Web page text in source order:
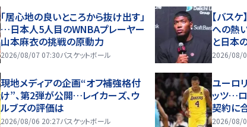
「居心地の良いところから抜け出す」
…日本人5人目のWNBAプレーヤー
山本麻衣の挑戦の原動力
2026/08/07 07:30バスケットボール
【バス
への熱
と日本
い」
2026/08/
現地メディアの企画“オフ補強格付
け”、第2弾が公開…レイカーズ、ウ
ルブズの評価は
2026/08/06 20:27バスケットボール
ユーロ
ッツ…ロ
契約に
2026/08/